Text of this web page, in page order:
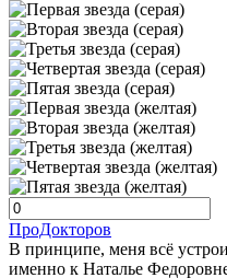
ПроДокторов
В принципе, меня всё
именно к Наталье